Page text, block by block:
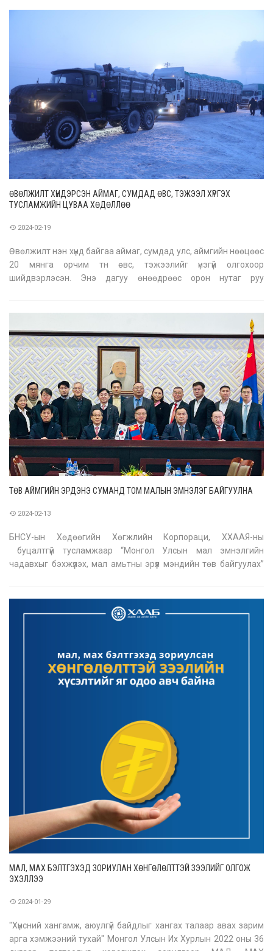
ӨВӨЛЖИЛТ ХҮНДЭРСЭН АЙМАГ, СУМДАД ӨВС, ТЭЖЭЭЛ ХҮРГЭХ
ТУСЛАМЖИЙН ЦУВАА ХӨДӨЛЛӨӨ
2024-02-19
Өвөлжилт нэн хүнд байгаа аймаг, сумдад улс, аймгийн нөөцөөс
20 мянга орчим тн өвс, тэжээлийг үнэгүй олгохоор
шийдвэрлэсэн. Энэ дагуу өнөөдрөөс орон нутаг руу
ТӨВ АЙМГИЙН ЭРДЭНЭ СУМАНД ТОМ МАЛЫН ЭМНЭЛЭГ БАЙГУУЛНА
2024-02-13
БНСУ-ын Хөдөөгийн Хөгжлийн Корпораци, ХХААЯ-ны
буцалтгүй тусламжаар “Монгол Улсын мал эмнэлгийн
чадавхыг бэхжүүлэх, мал амьтны эрүүл мэндийн төв байгуулах”
төвийн үйл ажиллагаа өнөөдөр
МАЛ, МАХ БЭЛТГЭХЭД ЗОРИУЛАН ХӨНГӨЛӨЛТТЭЙ ЗЭЭЛИЙГ ОЛГОЖ
ЭХЭЛЛЭЭ
2024-01-29
"Хүнсний хангамж, аюулгүй байдлыг хангах талаар авах зарим
арга хэмжээний тухай" Монгол Улсын Их Хурлын 2022 оны 36